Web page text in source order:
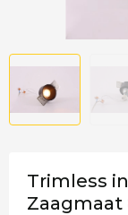
Trimless
Zaagmaat